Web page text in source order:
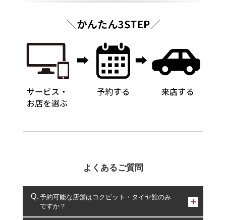
よくあるご質問
予約可能な店舗はコクピット・タイヤ館のみ
ですか？